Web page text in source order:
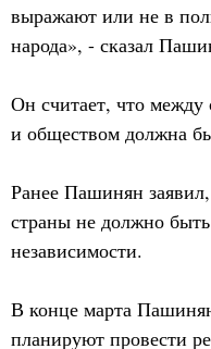
выражают или не в
народа», - сказал
Он считает, что
и обществом должна
Ранее Пашинян
страны не должно
независимости.
В конце марта
планируют провести